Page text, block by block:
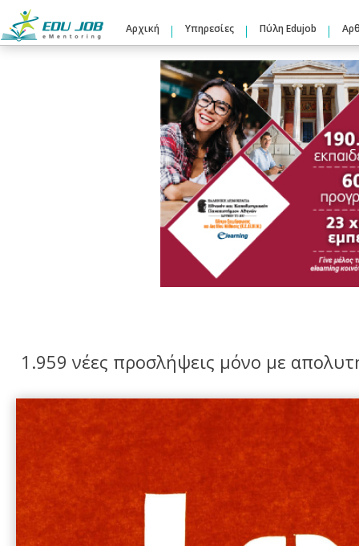
Αρχική Υπηρεσίες Πύλη Edujob
1.959 νέες προσλήψεις μόνο με